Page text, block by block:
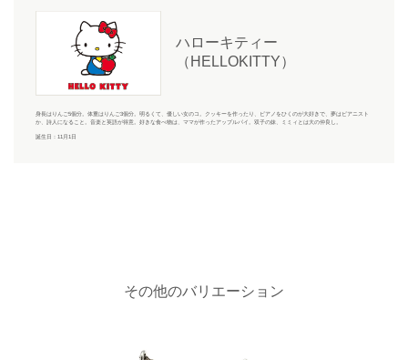
ハローキティー
（HELLOKITTY）
身長はりんご5個分。体重はりんご3個分。明るくて、優しい女のコ。クッキーを作ったり、ピアノをひくのが大好きで、夢はピアニスト
か、詩人になること。音楽と英語が得意。好きな食べ物は、ママが作ったアップルパイ。双子の妹、ミミィとは大の仲良し。
誕生日：11月1日
その他のバリエーション